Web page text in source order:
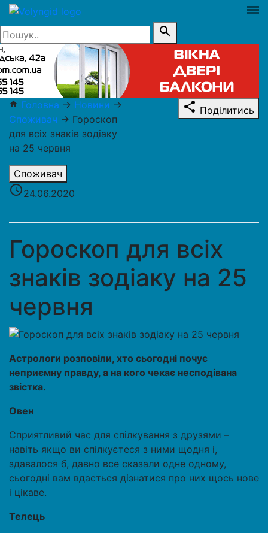
dehaze
search
home Головна → Новини →
Споживач → Гороскоп
для всіх знаків зодіаку
на 25 червня
Споживач
access_time24.06.2020
share Поділитись
Гороскоп для всіх
знаків зодіаку на 25
червня
Астрологи розповіли, хто сьогодні почує
неприємну правду, а на кого чекає несподівана
звістка.
Овен
Сприятливий час для спілкування з друзями –
навіть якщо ви спілкуєтеся з ними щодня і,
здавалося б, давно все сказали одне одному,
сьогодні вам вдасться дізнатися про них щось нове
і цікаве.
Телець